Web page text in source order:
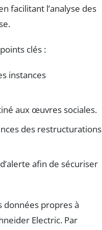
facilitant l’analyse des
clés :
instances
aux œuvres sociales.
des restructurations
afin de sécuriser
données propres à
Electric. Par